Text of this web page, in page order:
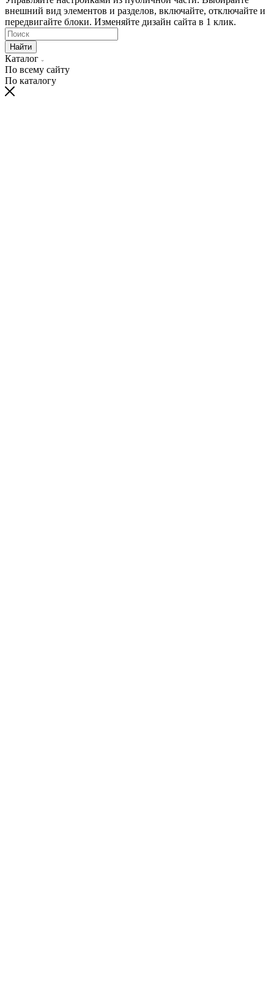
внешний вид элементов и разделов, включайте, отключайте и
передвигайте блоки. Изменяйте дизайн сайта в 1 клик.
Найти
Каталог
По всему сайту
По каталогу